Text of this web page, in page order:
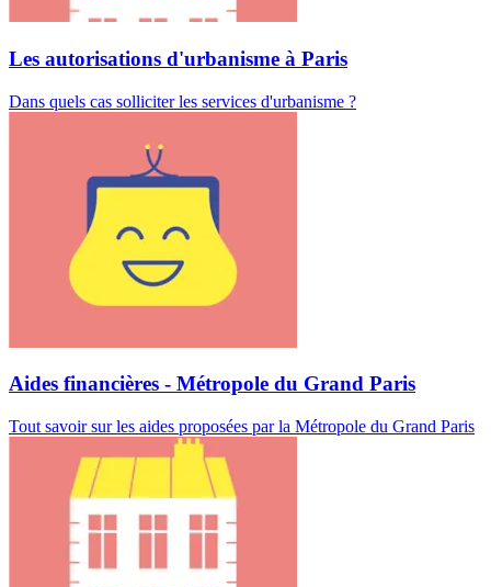
Les autorisations d'urbanisme à Paris
Dans quels cas solliciter les services d'urbanisme ?
Aides financières - Métropole du Grand Paris
Tout savoir sur les aides proposées par la Métropole du Grand Paris